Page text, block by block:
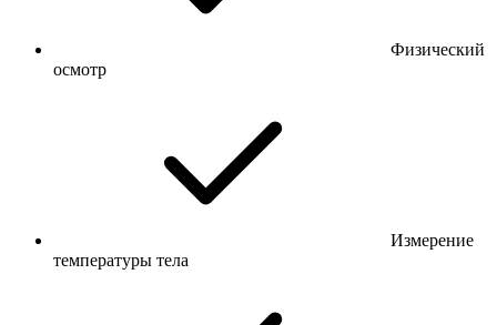
Физический
осмотр
Измерение
температуры тела